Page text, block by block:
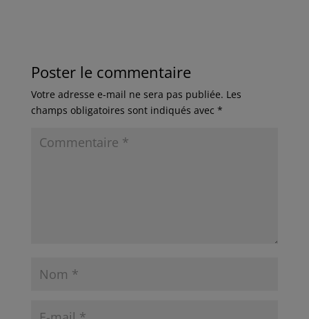
Poster le commentaire
Votre adresse e-mail ne sera pas publiée. Les
champs obligatoires sont indiqués avec *